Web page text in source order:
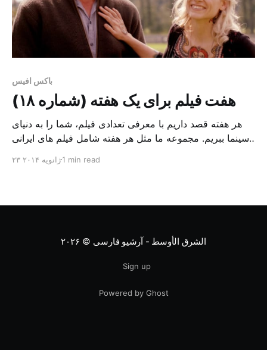
باکس افیس
هفت فیلم برای یک هفته (شماره ۱۸)
هر هفته قصد داریم با معرفی تعدادی فیلم، شما را به دنیای
سینما ببریم. مجموعه ما مثل هر هفته شامل فیلم های ایرانی
سلیقه متنوع مخاطبین انتخاب شده اند. فیلم های ایرانی مثل:
۲۳ ژانویه ۲۰۱۴1 min read
الشرق الأوسط - آرشیو فارسی © ۲۰۲۶
Sign up
Powered by Ghost